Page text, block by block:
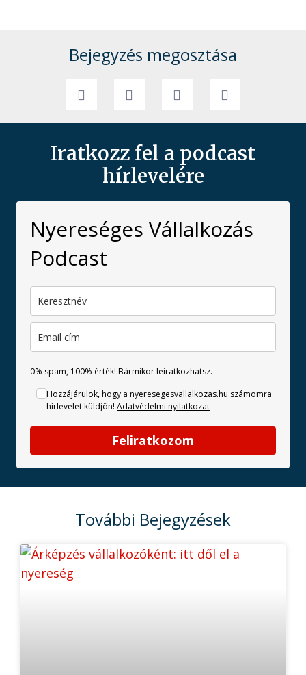
Bejegyzés megosztása
Iratkozz fel a podcast
hírlevelére
Nyereséges Vállalkozás
Podcast
0% spam, 100% érték! Bármikor leiratkozhatsz.
Hozzájárulok, hogy a nyeresegesvallalkozas.hu számomra
hírlevelet küldjön! Adatvédelmi nyilatkozat
Feliratkozom
További Bejegyzések